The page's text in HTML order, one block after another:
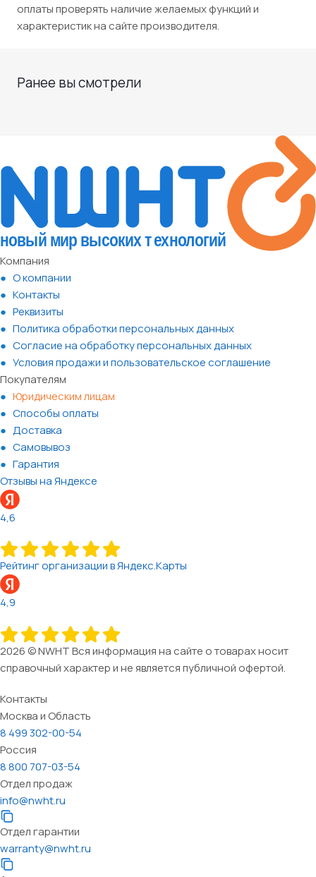
оплаты проверять наличие желаемых функций и
характеристик на сайте производителя.
Ранее вы смотрели
Компания
О компании
Контакты
Реквизиты
Политика обработки персональных данных
Согласие на обработку персональных данных
Условия продажи и пользовательское соглашение
Покупателям
Юридическим лицам
Способы оплаты
Доставка
Самовывоз
Гарантия
Отзывы на Яндексе
4,6
Рейтинг организации в Яндекс.Карты
4,9
2026 © NWHT Вся информация на сайте о товарах носит
справочный характер и не является публичной офертой.
Контакты
Москва и Область
8 499 302-00-54
Россия
8 800 707-03-54
Отдел продаж
info@nwht.ru
Отдел гарантии
warranty@nwht.ru